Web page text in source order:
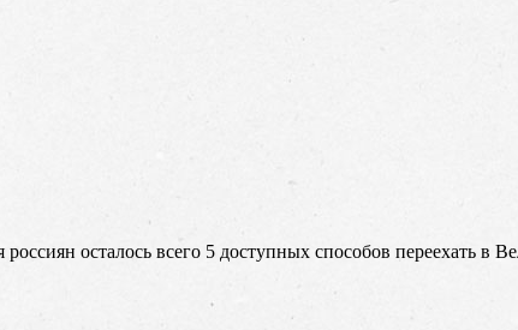
осталось всего 5 доступных способов переехать в